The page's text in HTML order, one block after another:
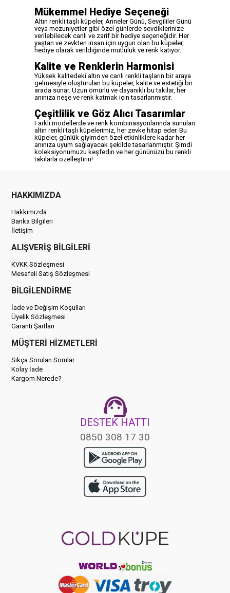
Mükemmel Hediye Seçeneği
Altın renkli taşlı küpeler, Anneler Günü, Sevgililer Günü
veya mezuniyetler gibi özel günlerde sevdiklerinize
verilebilecek canlı ve zarif bir hediye seçeneğidir. Her
yaştan ve zevkten insan için uygun olan bu küpeler,
hediye olarak verildiğinde mutluluk ve renk katıyor.
Kalite ve Renklerin Harmonisi
Yüksek kalitedeki altın ve canlı renkli taşların bir araya
gelmesiyle oluşturulan bu küpeler, kalite ve estetiği bir
arada sunar. Uzun ömürlü ve dayanıklı bu takılar, her
anınıza neşe ve renk katmak için tasarlanmıştır.
Çeşitlilik ve Göz Alıcı Tasarımlar
Farklı modellerde ve renk kombinasyonlarında sunulan
altın renkli taşlı küpelerimiz, her zevke hitap eder. Bu
küpeler, günlük giyimden özel etkinliklere kadar her
anınıza uyum sağlayacak şekilde tasarlanmıştır. Şimdi
koleksiyonumuzu keşfedin ve her gününüzü bu renkli
takılarla özelleştirin!
HAKKIMIZDA
Hakkımızda
Banka Bilgileri
İletişim
ALIŞVERİŞ BİLGİLERİ
KVKK Sözleşmesi
Mesafeli Satış Sözleşmesi
BİLGİLENDİRME
İade ve Değişim Koşulları
Üyelik Sözleşmesi
Garanti Şartları
MÜŞTERİ HİZMETLERİ
Sıkça Sorulan Sorular
Kolay İade
Kargom Nerede?
DESTEK HATTI
0850 308 17 30